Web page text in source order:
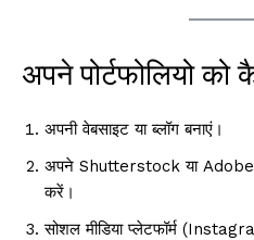
अपने पोर्टफोलियो
अपनी वेबसाइट या ब्लॉग बनाएं।
अपने Shutterstock या Adobe
करें।
सोशल मीडिया प्लेटफॉर्म